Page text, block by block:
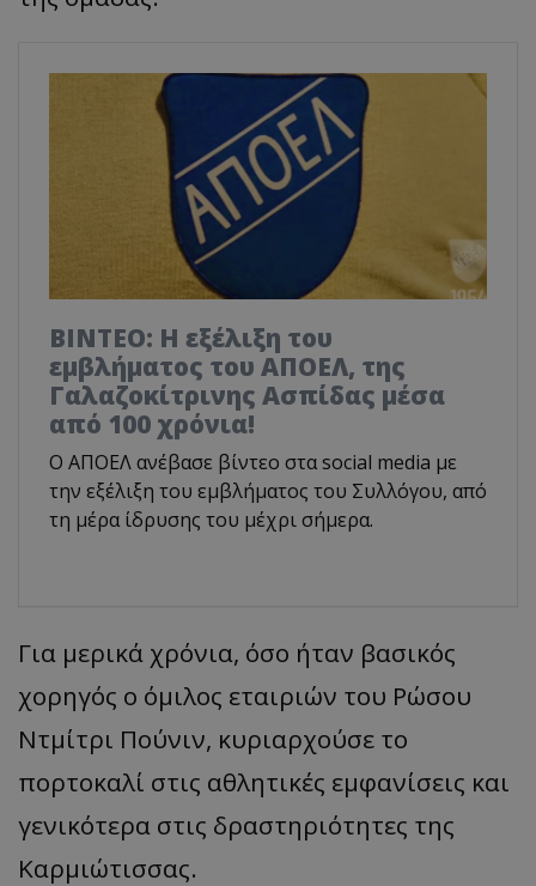
ΒΙΝΤΕΟ: Η εξέλιξη του
εμβλήματος του ΑΠΟΕΛ, της
Γαλαζοκίτρινης Ασπίδας μέσα
από 100 χρόνια!
Ο ΑΠΟΕΛ ανέβασε βίντεο στα social media με
την εξέλιξη του εμβλήματος του Συλλόγου, από
τη μέρα ίδρυσης του μέχρι σήμερα.
Για μερικά χρόνια, όσο ήταν βασικός
χορηγός ο όμιλος εταιριών του Ρώσου
Ντμίτρι Πούνιν, κυριαρχούσε το
πορτοκαλί στις αθλητικές εμφανίσεις και
γενικότερα στις δραστηριότητες της
Καρμιώτισσας.